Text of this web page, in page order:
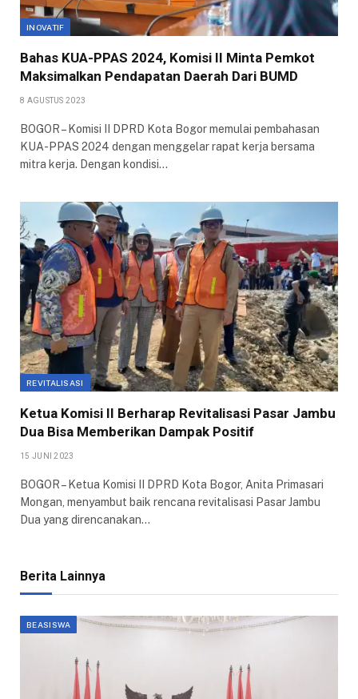
INOVATIF
Bahas KUA-PPAS 2024, Komisi II Minta Pemkot
Maksimalkan Pendapatan Daerah Dari BUMD
8 AGUSTUS 2023
BOGOR – Komisi II DPRD Kota Bogor memulai pembahasan
KUA-PPAS 2024 dengan menggelar rapat kerja bersama
mitra kerja. Dengan kondisi…
REVITALISASI
Ketua Komisi II Berharap Revitalisasi Pasar Jambu
Dua Bisa Memberikan Dampak Positif
15 JUNI 2023
BOGOR – Ketua Komisi II DPRD Kota Bogor, Anita Primasari
Mongan, menyambut baik rencana revitalisasi Pasar Jambu
Dua yang direncanakan…
Berita Lainnya
BEASISWA